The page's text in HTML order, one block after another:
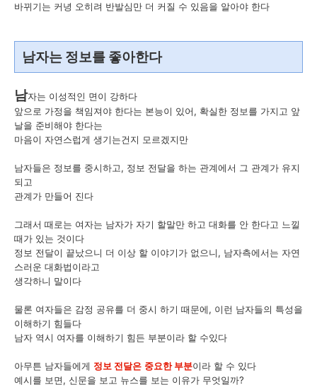
바뀌기는 커녕 오히려 반발심만 더 커질 수 있음을 알아야 한다
남자는 정보를 좋아한다
남자는 이성적인 면이 강하다
앞으로 가정을 책임져야 한다는 본능이 있어, 확실한 정보를 가지고 앞
날을 준비해야 한다는
마음이 자연스럽게 생기는건지 모르겠지만
남자들은 정보를 중시하고, 정보 전달을 하는 관계에서 그 관계가 유지
되고
관계가 만들어 진다
그래서 때로는 여자는 남자가 자기 할말만 하고 대화를 안 한다고 느낄
때가 있는 것이다
정보 전달이 끝났으니 더 이상 할 이야기가 없으니, 남자측에서는 자연
스러운 대화법이라고
생각하니 말이다
물론 여자들은 감정 공유를 더 중시 하기 때문에, 이런 남자들의 특성을
이해하기 힘들다
남자 역시 여자를 이해하기 힘든 부분이라 할 수있다
아무튼 남자들에게 정보 전달은 중요한 부분이라 할 수 있다
예시를 보면, 신문을 보고 뉴스를 보는 이유가 무엇일까?